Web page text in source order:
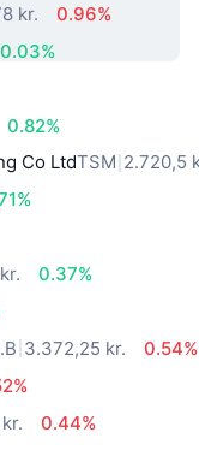
kr.
0.96%
0.03%
0.82%
Co LtdTSM 2.720,5
0.37%
3.372,25 kr.
0.54%
0.44%